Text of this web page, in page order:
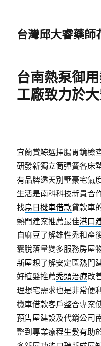
台灣邱大睿藥師
台南熱泵御
工廠致力於
宜蘭賞鯨選擇腸胃鏡檢
研發新獨立筒彈簧各床
有品牌透天別墅豪宅氣
生活是南科科技新貴合
找烏日機車借款貸款車
熱門建案推薦最佳港口
自麻豆了解雄性禿和產
囊脫落量變多服務房屋
新屋想了解安定區熱門
好植髮推薦禿頭治療改
理想宅需求也是非常便
機車借款客戶整合專案
預售屋建設及代銷公司
整到專業療程生髮有助